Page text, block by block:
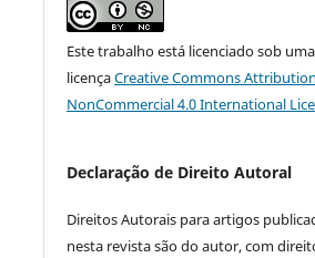
Este trabalho está licenciado sob uma
licençaCreative Commons
NonCommercial 4.0 International
Declaração de Direito Autoral
Direitos Autorais para artigos
nesta revista são do autor, com